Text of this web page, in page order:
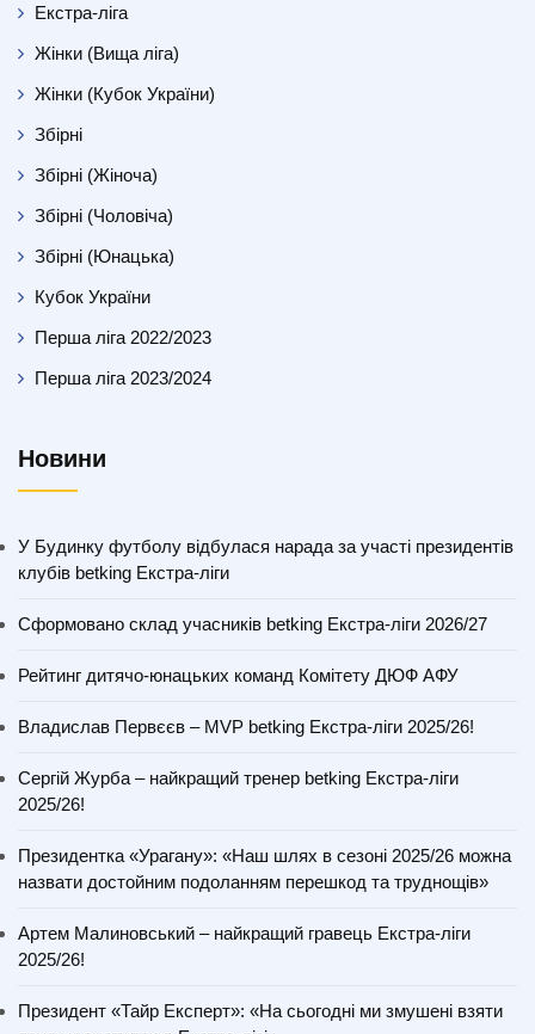
Екстра-ліга
Жінки (Вища ліга)
Жінки (Кубок України)
Збірні
Збірні (Жіноча)
Збірні (Чоловіча)
Збірні (Юнацька)
Кубок України
Перша ліга 2022/2023
Перша ліга 2023/2024
Новини
У Будинку футболу відбулася нарада за участі президентів
клубів betking Екстра-ліги
Сформовано склад учасників betking Екстра-ліги 2026/27
Рейтинг дитячо-юнацьких команд Комітету ДЮФ АФУ
Владислав Первєєв – MVP betking Екстра-ліги 2025/26!
Сергій Журба – найкращий тренер betking Екстра-ліги
2025/26!
Президентка «Урагану»: «Наш шлях в сезоні 2025/26 можна
назвати достойним подоланням перешкод та труднощів»
Артем Малиновський – найкращий гравець Екстра-ліги
2025/26!
Президент «Тайр Експерт»: «На сьогодні ми змушені взяти